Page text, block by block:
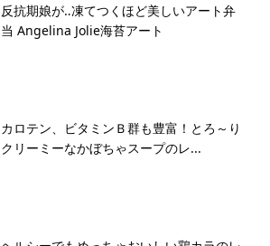
反抗期娘が‥凍てつくほど美しいアート弁
当 Angelina Jolie海苔アート
カロテン、ビタミンＢ群も豊富！とろ～り
クリーミーなかぼちゃスープのレ...